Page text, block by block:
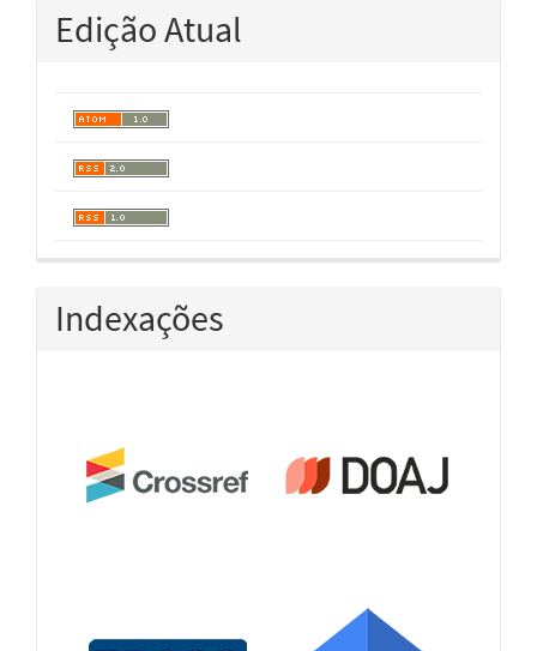
Edição Atual
Indexações